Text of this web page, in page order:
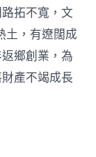
拓不寬，文
土，有遼闊成
鄉創業，為
產不竭成長